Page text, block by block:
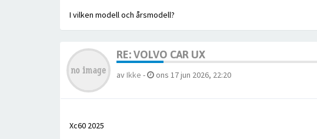
I vilken modell och årsmodell?
RE: VOLVO CAR UX
av Ikke - ons 17 jun 2026, 22:20
Xc60 2025